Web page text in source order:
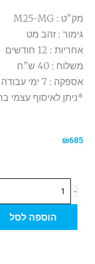
מק"ט : M25-MG
גימור : זהב מט
אחריות : 12 חודשים
משלוח : 40 ש"ח
אספקה : 7 ימי עבודה
*ניתן לאיסוף עצמי
₪685
-
של
מגדילההוספה לסל